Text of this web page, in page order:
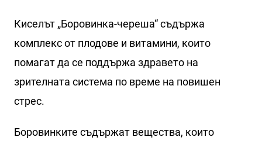
Киселът „Боровинка-череша“ съдържа
комплекс от плодове и витамини, които
помагат да се поддържа здравето на
зрителната система по време на повишен
стрес.
Боровинките съдържат вещества, които